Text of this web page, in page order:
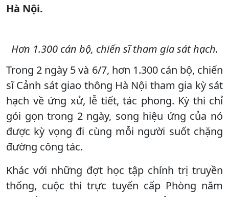
Hà Nội.
Hơn 1.300 cán bộ, chiến sĩ tham gia sát hạch.
Trong 2 ngày 5 và 6/7, hơn 1.300 cán bộ, chiến
sĩ Cảnh sát giao thông Hà Nội tham gia kỳ sát
hạch về ứng xử, lễ tiết, tác phong. Kỳ thi chỉ
gói gọn trong 2 ngày, song hiệu ứng của nó
được kỳ vọng đi cùng mỗi người suốt chặng
đường công tác.
Khác với những đợt học tập chính trị truyền
thống, cuộc thi trực tuyến cấp Phòng năm